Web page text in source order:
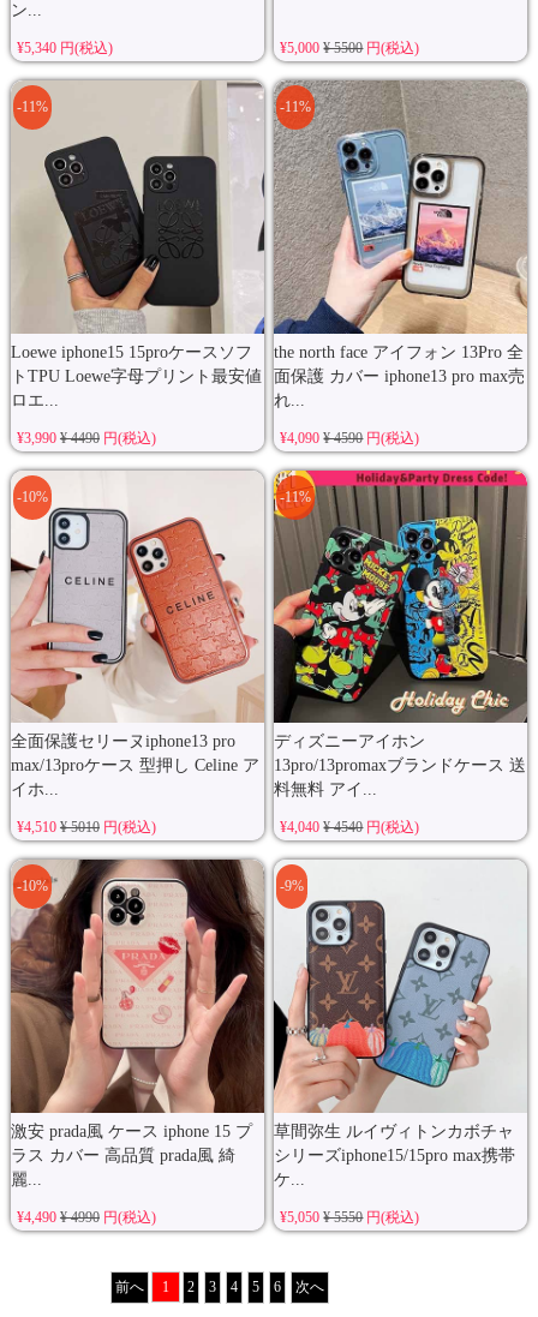
ン...
¥5,340 円(税込) ¥5,000¥ 5500円(税込)
Loewe iphone15 15proケースソフ
トTPU Loewe字母プリント最安値
ロエ...
-11%
¥3,990 ¥ 4490円(税込)
the north face アイフォン 13Pro 全
面保護 カバー iphone13 pro max売
れ...
-11%
¥4,090¥ 4590円(税込)
全面保護セリーヌiphone13 pro
max/13proケース 型押し Celine ア
イホ...
-10%
¥4,510 ¥ 5010円(税込)
ディズニーアイホン
13pro/13promaxブランドケース 送
料無料 アイ...
-11%
¥4,040¥ 4540円(税込)
激安 prada風 ケース iphone 15 プ
ラス カバー 高品質 prada風 綺
麗...
-10%
¥4,490 ¥ 4990円(税込)
草間弥生 ルイヴィトンカボチャ
シリーズiphone15/15pro max携帯
ケ...
-9%
¥5,050¥ 5550円(税込)
前へ 1 2 3 4 5 6 次へ